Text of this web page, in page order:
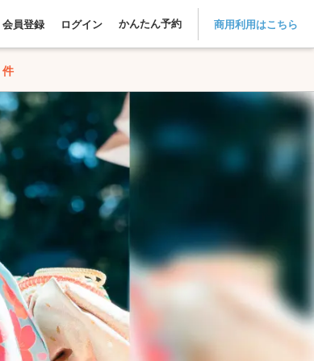
会員登録 ログイン かんたん予約 商用利用はこちら
件